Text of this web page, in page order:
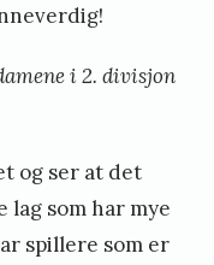
i 2. divisjon
og ser at det
som har mye
spillere som er